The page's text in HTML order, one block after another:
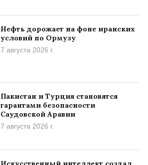
Нефть дорожает на фоне иранских
условий по Ормузу
7 августа 2026 г.
Пакистан и Турция становятся
гарантами безопасности
Саудовской Аравии
7 августа 2026 г.